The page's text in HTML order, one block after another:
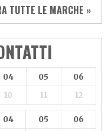
TUTTE LE MARCHE »
04 05
06
10 11 12
04 05
06